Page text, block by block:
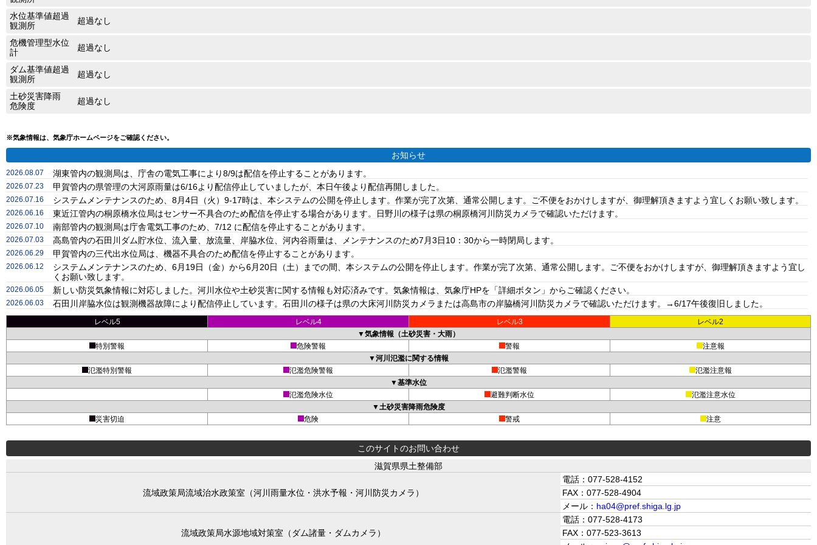
水位基準値超過
観測所
超過なし
危機管理型水位
計
超過なし
ダム基準値超過
観測所
超過なし
土砂災害降雨
危険度
超過なし
※気象情報は、気象庁ホームページをご確認ください。
お知らせ
2026.08.07 湖東管内の観測局は、庁舎の電気工事により8/9は配信を停止することがあります。
2026.07.23 甲賀管内の県管理の大河原雨量は6/16より配信停止していましたが、本日午後より配信再開しました。
2026.07.16 システムメンテナンスのため、8月4日（火）9-17時は、本システムの公開を停止します。作業が完了次第、通常公開します。ご不便をおかけしますが、御理解頂きますよう宜しくお願い致します。
2026.06.16 東近江管内の桐原橋水位局はセンサー不具合のため配信を停止する場合があります。日野川の様子は県の桐原橋河川防災カメラで確認いただけます。
2026.07.10 南部管内の観測局は庁舎電気工事のため、7/12 に配信を停止することがあります。
2026.07.03 高島管内の石田川ダム貯水位、流入量、放流量、岸脇水位、河内谷雨量は、メンテナンスのため7月3日10：30から一時閉局します。
2026.06.29 甲賀管内の三代出水位局は、機器不具合のため配信を停止することがあります。
2026.06.12
システムメンテナンスのため、6月19日（金）から6月20日（土）までの間、本システムの公開を停止します。作業が完了次第、通常公開します。ご不便をおかけしますが、御理解頂きますよう宜し
くお願い致します。
2026.06.05 新しい防災気象情報に対応しました。河川水位や土砂災害に関する情報も対応済みです。気象情報は、気象庁HPを「詳細ボタン」からご確認ください。
2026.06.03 石田川岸脇水位は観測機器故障により配信停止しています。石田川の様子は県の大床河川防災カメラまたは高島市の岸脇橋河川防災カメラで確認いただけます。→6/17午後復旧しました。
レベル5 レベル4 レベル3
レベル2
▼気象情報（土砂災害・大雨）
特別警報
危険警報 警報
注意報
▼河川氾濫に関する情報
氾濫特別警報
氾濫危険警報 氾濫警報
氾濫注意報
▼基準水位
氾濫危険水位
避難判断水位
氾濫注意水位
▼土砂災害降雨危険度
災害切迫
危険 警戒 注意
このサイトのお問い合わせ
滋賀県県土整備部
流域政策局流域治水政策室（河川雨量水位・洪水予報・河川防災カメラ）
電話：077-528-4152
FAX：077-528-4904
メール： ha04@pref.shiga.lg.jp
流域政策局水源地域対策室（ダム諸量・ダムカメラ）
電話：077-528-4173
FAX：077-523-3613